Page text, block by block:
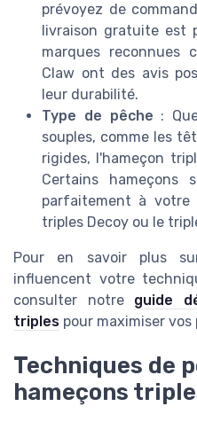
prévoyez de
livraison gratuite est
marques reconnues
Claw ont des avis
leur durabilité.
Type de pêche :
souples, comme les
rigides, l'hameçon
Certains hameçons
parfaitement à votre
triples Decoy ou le
Pour en savoir plus
influencent votre
consulter notre guide
triples pour maximiser vos
Techniques de
hameçons